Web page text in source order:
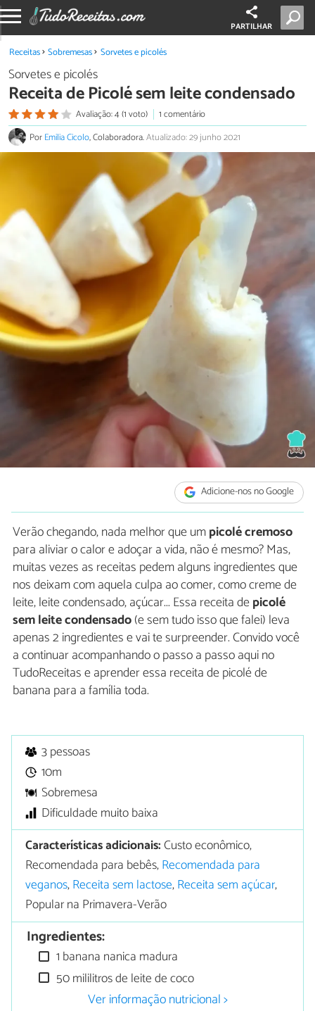
PARTILHAR
Receitas Sobremesas Sorvetes e picolés
Sorvetes e picolés
Receita de Picolé sem leite condensado
Avaliação: 4 (1 voto)
1 comentário
PorEmilia Cicolo, Colaboradora.Atualizado: 29 junho 2021
Adicione-nos no Google
Verão chegando, nada melhor que umpicolé cremoso
para aliviar o calor e adoçar a vida, não é mesmo? Mas,
muitas vezes as receitas pedem alguns ingredientes que
nos deixam com aquela culpa ao comer, como creme de
leite, leite condensado, açúcar... Essa receita depicolé
sem leite condensado(e sem tudo isso que falei) leva
apenas 2 ingredientes e vai te surpreender. Convido você
a continuar acompanhando o passo a passo aqui no
TudoReceitas e aprender essa receita de picolé de
banana para a família toda.
3 pessoas
10m
Sobremesa
Dificuldade muito baixa
Características adicionais:Custo econômico,
Recomendada para bebês,Recomendada para
veganos,Receita sem lactose,Receita sem açúcar,
Popular na Primavera-Verão
Ingredientes:
1 banana nanica madura
50 mililitros de leite de coco
Ver informação nutricional >